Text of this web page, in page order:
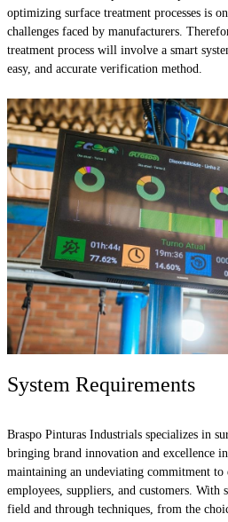
optimizing surface treatment processes is
challenges faced by manufacturers.
treatment process will involve a smart
easy, and accurate verification method.
System Requirements
Braspo Pinturas Industrials specializes in
bringing brand innovation and excellence
maintaining an undeviating commitment to
employees, suppliers, and customers. With
field and through techniques, from the